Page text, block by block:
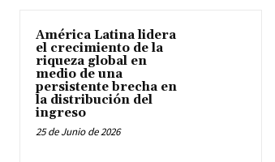
América Latina lidera
el crecimiento de la
riqueza global en
medio de una
persistente brecha en
la distribución del
ingreso
25 de Junio de 2026